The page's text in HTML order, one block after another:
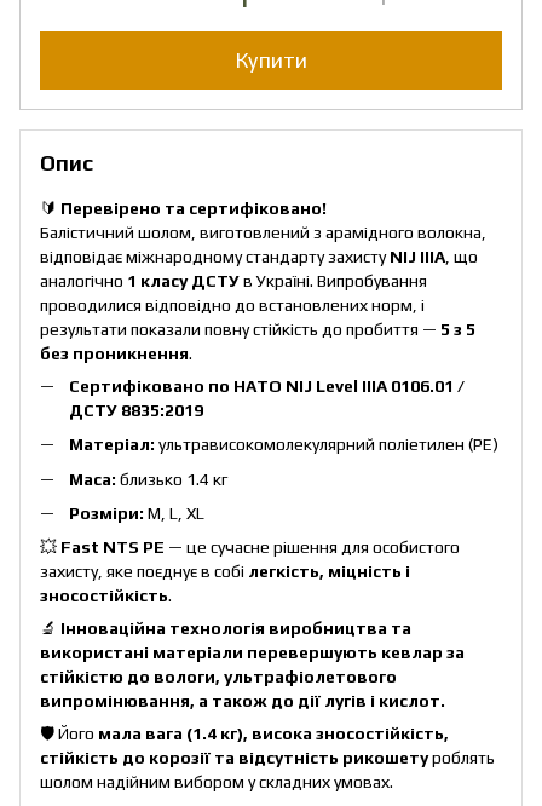
Купити
Опис
🔰 Перевірено та сертифіковано!
Балістичний шолом, виготовлений з арамідного волокна,
відповідає міжнародному стандарту захистуNIJ IIIA , що
аналогічно 1 класу ДСТУв Україні. Випробування
проводилися відповідно до встановлених норм, і
результати показали повну стійкість до пробиття — 5 з 5
без проникнення.
Сертифіковано по НАТО NIJ Level IIIA 0106.01 /
ДСТУ 8835:2019
Матеріал: ультрависокомолекулярний поліетилен (PE)
Маса: близько 1.4 кг
Розміри: M, L, XL
💥 Fast NTS РЕ — це сучасне рішення для особистого
захисту, яке поєднує в собі легкість, міцність і
зносостійкість.
🔬 Інноваційна технологія виробництва та
використані матеріали перевершують кевлар за
стійкістю до вологи, ультрафіолетового
випромінювання, а також до дії лугів і кислот.
🛡 Його мала вага (1.4 кг), висока зносостійкість,
стійкість до корозії та відсутність рикошетуроблять
шолом надійним вибором у складних умовах.